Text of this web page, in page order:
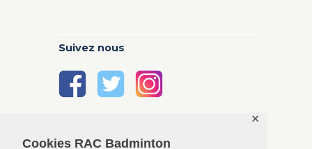
Cookies RAC Badminton
✕
Suivez nous